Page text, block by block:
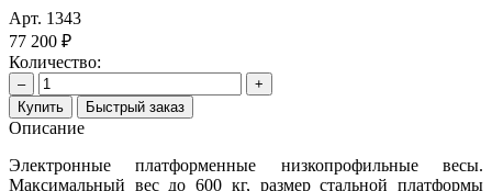
Арт. 1343
77 200 ₽
Количество:
–
+
Купить
Быстрый заказ
Описание
Электронные платформенные низкопрофильные весы.
Максимальный вес до 600 кг, размер стальной платформы